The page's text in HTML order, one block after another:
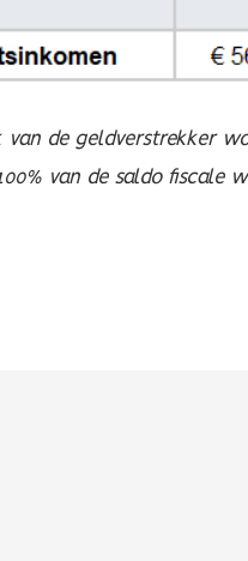
de geldverstrekker
van de saldo fiscale